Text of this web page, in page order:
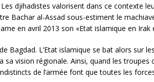
djihadistes valorisent dans ce contexte
Bachar al-Assad sous-estiment le
en avril 2013 son «Etat islamique en Irak
Bagdad. L’Etat islamique se bat alors sur
vision régionale. Ainsi, quand les troupes
de l’armée font que toutes les